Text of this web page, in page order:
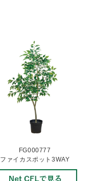
FG000777
ファイカスポット3WAY